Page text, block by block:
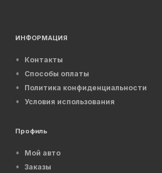
ИНФОРМАЦИЯ
Контакты
Способы оплаты
Политика конфиденциальности
Условия использования
Профиль
Мой авто
Заказы